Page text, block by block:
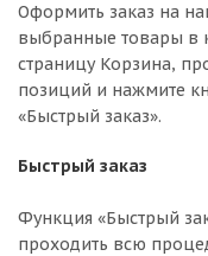
Оформить заказ на
выбранные товары в
страницу Корзина,
позиций и нажмите
«Быстрый заказ».
Быстрый заказ
Функция «Быстрый
проходить всю